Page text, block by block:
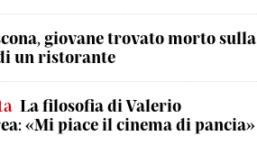
giovane trovato morto sulla
un ristorante
La filosofia di Valerio
«Mi piace il cinema di pancia»